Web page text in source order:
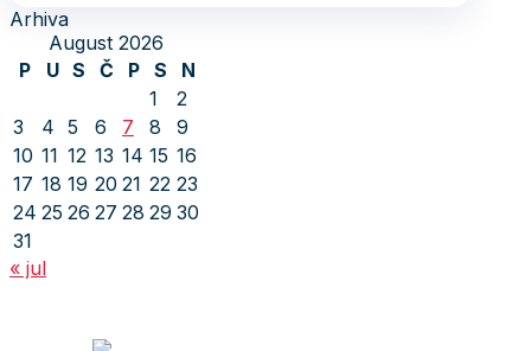
Arhiva
August 2026
P
U S Č P S
N
1
2
3
4 5 6 7 8
9
10 11 12 13 14 15 16
17 18 19 20 21 22 23
24 25 26 27 28 29 30
31
« jul